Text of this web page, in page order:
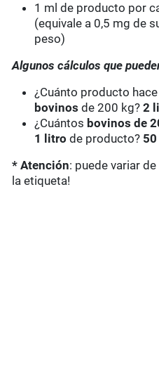
1 ml de producto por
(equivale a 0,5 mg de
peso)
Algunos cálculos que
¿Cuánto producto
bovinosde 200 kg?2
¿Cuántos bovinos de
1 litro de producto? 50
* Atención: puede variar
la etiqueta!